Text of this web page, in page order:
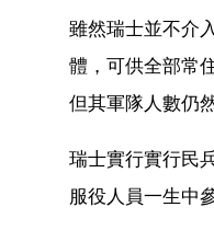
雖然瑞士並不介
體，可供全部常
但其軍隊人數仍
瑞士實行實行民
服役人員一生中